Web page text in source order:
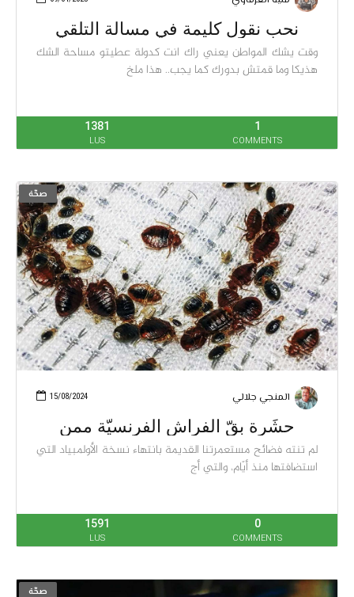
نحب نقول كليمة في مسألة التلقي
وقت يشك المواطن يعني راك انت كدولة عطيتو مساحة الشك
هذيكا وما قمتش بدورك كما يجب.. هذا ملخ
1381
LUS
1
COMMENTS
صحّة
15/08/2024 المنجي جلالي
حشَرة بقّ الفراش الفرنسيّة ممن
لم تنته فضائح مستعمرتنا القديمة بانتهاء نسخة الأولمبياد التي
استضافتها منذ أيّام، والتي أج
1591
LUS
0
COMMENTS
صحّة